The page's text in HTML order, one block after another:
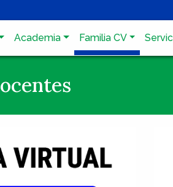
Academia Familia CV